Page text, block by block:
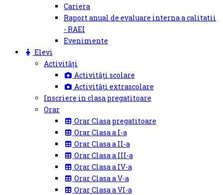
Cariera
Raport anual de evaluare interna a calitatii
- RAEI
Evenimente
Elevi
Activități
Activități scolare
Activități extrascolare
Inscriere in clasa pregatitoare
Orar
Orar Clasa pregatitoare
Orar Clasa a I-a
Orar Clasa a II-a
Orar Clasa a III-a
Orar Clasa a IV-a
Orar Clasa a V-a
Orar Clasa a VI-a